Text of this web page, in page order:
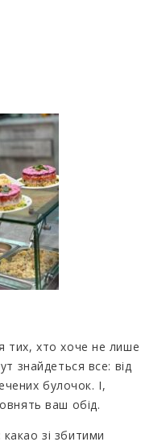
тих, хто хоче не лише
знайдеться все: від
булочок. І,
ваш обід.
зі збитими